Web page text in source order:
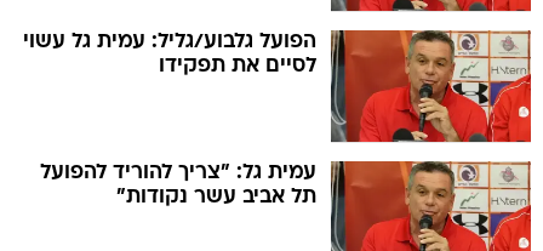
הפועל גלבוע/גליל: עמית גל עשוי
לסיים את תפקידו
עמית גל: "צריך להוריד להפועל
תל אביב עשר נקודות"